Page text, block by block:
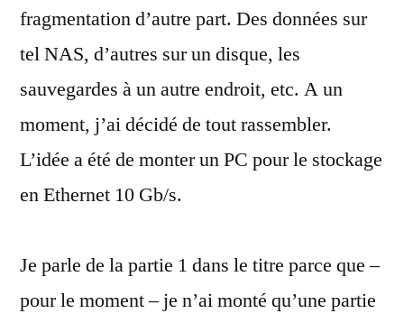
fragmentation d’autre part. Des données sur
tel NAS, d’autres sur un disque, les
sauvegardes à un autre endroit, etc. A un
moment, j’ai décidé de tout rassembler.
L’idée a été de monter un PC pour le stockage
en Ethernet 10 Gb/s.
Je parle de la partie 1 dans le titre parce que –
pour le moment – je n’ai monté qu’une partie